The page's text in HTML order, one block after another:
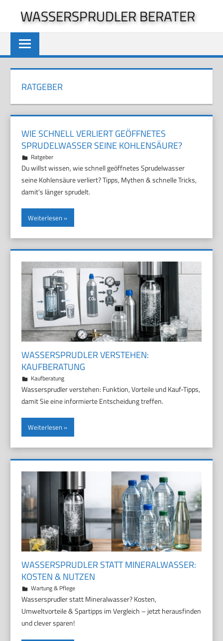
springen
WASSERSPRUDLER BERATER
RATGEBER
WIE SCHNELL VERLIERT GEÖFFNETES
SPRUDELWASSER SEINE KOHLENSÄURE?
31. März 2026
Marco
Ratgeber
Du willst wissen, wie schnell geöffnetes Sprudelwasser
seine Kohlensäure verliert? Tipps, Mythen & schnelle Tricks,
damit’s länger sprudelt.
Weiterlesen
WASSERSPRUDLER VERSTEHEN:
KAUFBERATUNG
29. März 2026
Marco
Kaufberatung
Wassersprudler verstehen: Funktion, Vorteile und Kauf-Tipps,
damit Sie eine informierte Entscheidung treffen.
Weiterlesen
WASSERSPRUDLER STATT MINERALWASSER:
KOSTEN & NUTZEN
29. März 2026
Marco
Wartung & Pflege
Wassersprudler statt Mineralwasser? Kosten,
Umweltvorteile & Spartipps im Vergleich – jetzt herausfinden
und clever sparen!